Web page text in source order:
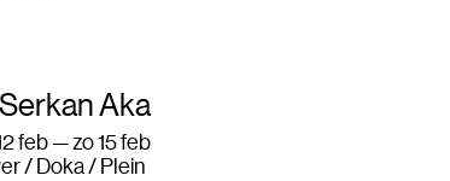
Aka
feb — zo 15 feb
/ Doka / Plein